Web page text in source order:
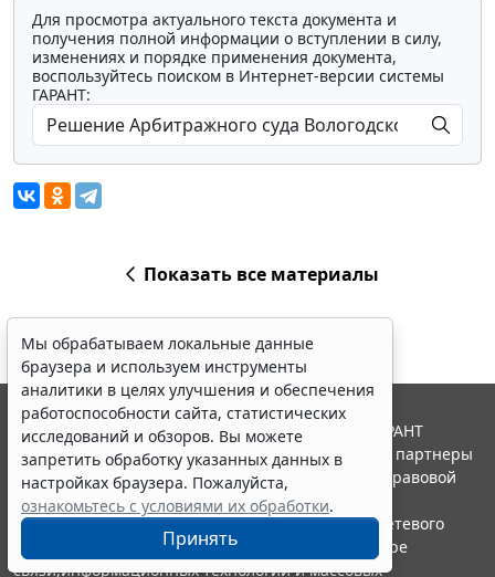
Для просмотра актуального текста документа и
получения полной информации о вступлении в силу,
изменениях и порядке применения документа,
воспользуйтесь поиском в Интернет-версии системы
ГАРАНТ:
Показать все материалы
Мы обрабатываем локальные данные
браузера и используем инструменты
аналитики в целях улучшения и обеспечения
работоспособности сайта, статистических
исследований и обзоров. Вы можете
запретить обработку указанных данных в
настройках браузера. Пожалуйста,
ознакомьтесь с условиями их обработки.
Принять
© ООО "НПП "ГАРАНТ-СЕРВИС", 2026. Система ГАРАНТ
выпускается с 1990 года. Компания "Гарант" и ее партнеры
являются участниками Российской ассоциации правовой
информации ГАРАНТ.
Портал ГАРАНТ.РУ зарегистрирован в качестве сетевого
издания Федеральной службой по надзору в сфере
связи,информационных технологий и массовых